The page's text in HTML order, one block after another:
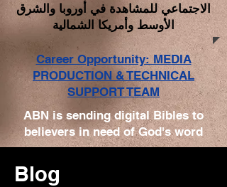
الاجتماعي للمشاهدة في أوروبا والشرق
الأوسط وأمريكا الشمالية
ABN is sending digital Bibles to
believers in need of God's word
Career Opportunity: MEDIA
PRODUCTION & TECHNICAL
SUPPORT TEAM
Blog